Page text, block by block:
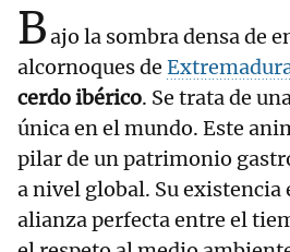
Bajo la sombra densa de
alcornoques de
cerdo ibérico. Se trata de
única en el mundo. Este
pilar de un patrimonio
a nivel global. Su existencia
alianza perfecta entre el